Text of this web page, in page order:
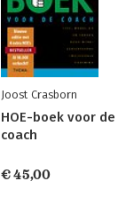
Joost Crasborn
HOE-boek voor de
coach
€ 45,00